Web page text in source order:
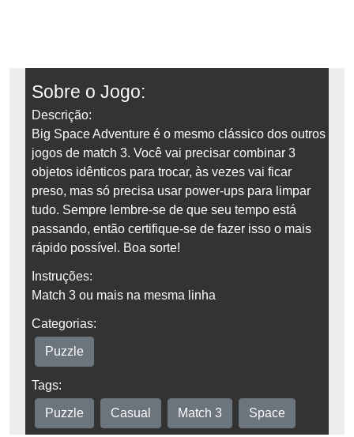
Sobre o Jogo:
Descrição:
Big Space Adventure é o mesmo clássico dos outros
jogos de match 3. Você vai precisar combinar 3
objetos idênticos para trocar, às vezes vai ficar
preso, mas só precisa usar power-ups para limpar
tudo. Sempre lembre-se de que seu tempo está
passando, então certifique-se de fazer isso o mais
rápido possível. Boa sorte!
Instruções:
Match 3 ou mais na mesma linha
Categorias:
Puzzle
Tags:
Puzzle Casual Match 3 Space